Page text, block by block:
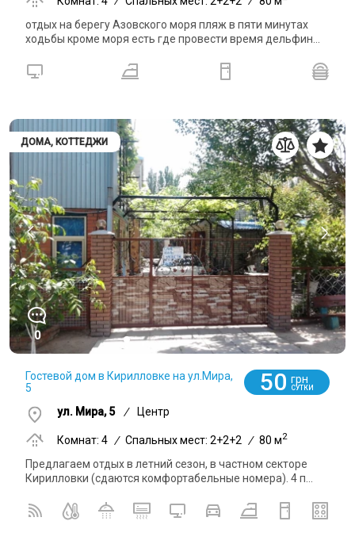
отдых на берегу Азовского моря пляж в пяти минутах
ходьбы кроме моря есть где провести время дельфин...
ДОМА, КОТТЕДЖИ
0
Гостевой дом в Кирилловке на ул.Мира,
5
50 грн
СУТКИ
ул. Мира, 5 / Центр
Комнат: 4 / Спальных мест: 2+2+2 / 80 м2
Предлагаем отдых в летний сезон, в частном секторе
Кирилловки (сдаются комфортабельные номера). 4 п...